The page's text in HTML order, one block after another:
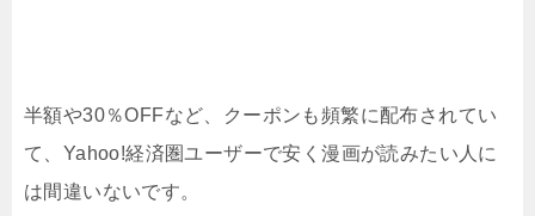
半額や30％OFFなど、クーポンも頻繁に配布されてい
て、Yahoo!経済圏ユーザーで安く漫画が読みたい人に
は間違いないです。